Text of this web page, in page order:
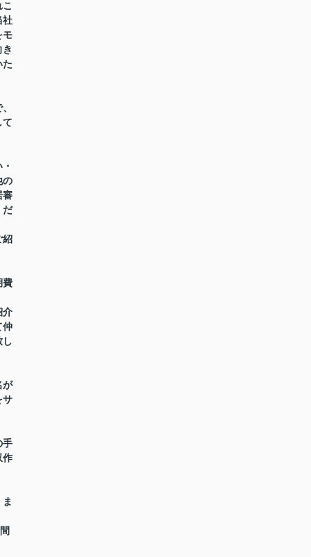
社
モ
た
て
の
審
だ
紹
費
介
仲
し
が
サ
手
作